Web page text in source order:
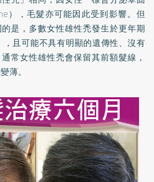
），毛髮亦可能因此受到影響。但
是，多數女性雄性禿發生於更年期
，且可能不具有明顯的遺傳性、沒有
常女性雄性禿會保留其前額髮線，
薄。